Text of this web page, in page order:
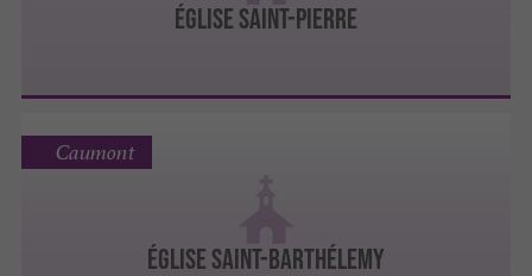
ÉGLISE SAINT-PIERRE
ÉGLISE SAINT-BARTHÉLEMY
Caumont